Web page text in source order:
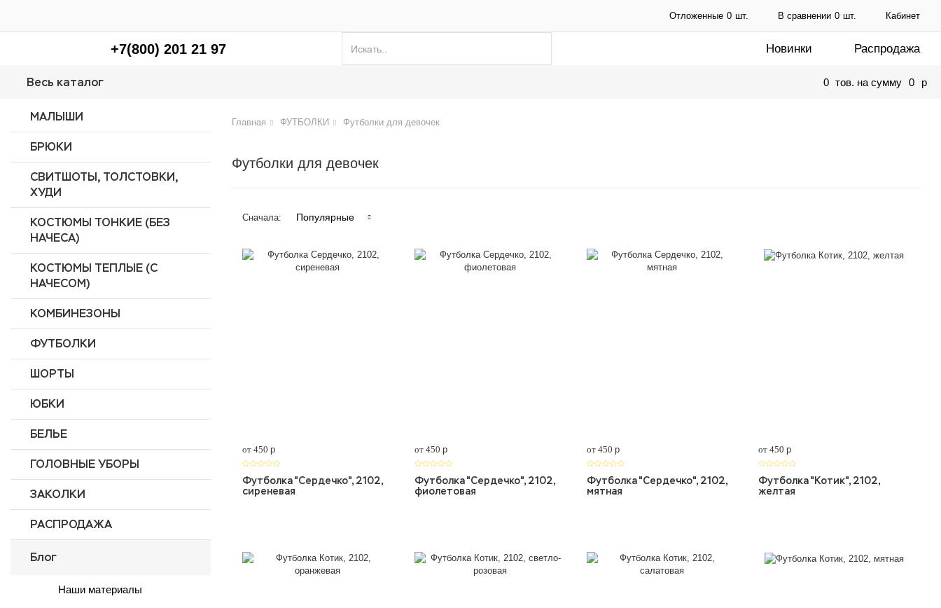
Отложенные 0 шт. В сравнении 0 шт. Кабинет
+7(800) 201 21 97 Новинки Распродажа
Весь каталог 0 тов. на сумму 0 p
МАЛЫШИ
БРЮКИ
СВИТШОТЫ, ТОЛСТОВКИ,
ХУДИ
КОСТЮМЫ ТОНКИЕ (БЕЗ
НАЧЕСА)
КОСТЮМЫ ТЕПЛЫЕ (С
НАЧЕСОМ)
КОМБИНЕЗОНЫ
ФУТБОЛКИ
ШОРТЫ
ЮБКИ
БЕЛЬЕ
ГОЛОВНЫЕ УБОРЫ
ЗАКОЛКИ
РАСПРОДАЖА
Блог
Наши материалы
Главная ФУТБОЛКИ Футболки для девочек
Футболки для девочек
Сначала: Популярные
от 450 p
Футболка "Сердечко", 2102,
сиреневая
от 450 p
Футболка "Сердечко", 2102,
фиолетовая
от 450 p
Футболка "Сердечко", 2102,
мятная
от 450p
Футболка "Котик", 2102,
желтая